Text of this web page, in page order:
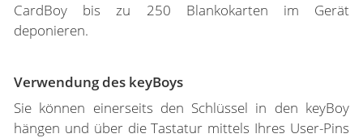
CardBoy bis zu 250 Blankokarten im Gerät
deponieren.
Verwendung des keyBoys
Sie können einerseits den Schlüssel in den keyBoy
hängen und über die Tastatur mittels Ihres User-Pins